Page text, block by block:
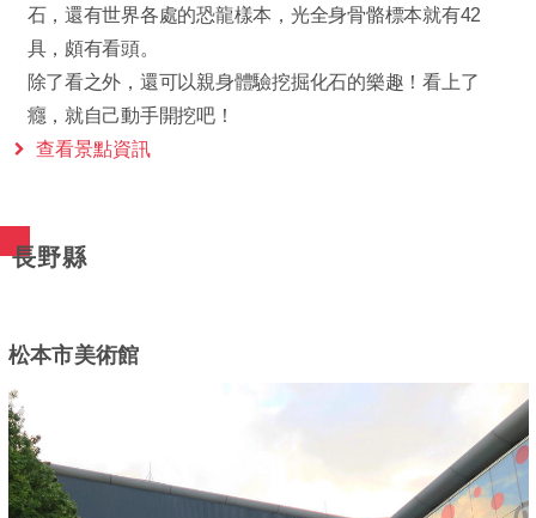
石，還有世界各處的恐龍樣本，光全身骨骼標本就有42
具，頗有看頭。
除了看之外，還可以親身體驗挖掘化石的樂趣！看上了
癮，就自己動手開挖吧！
查看景點資訊
長野縣
松本市美術館